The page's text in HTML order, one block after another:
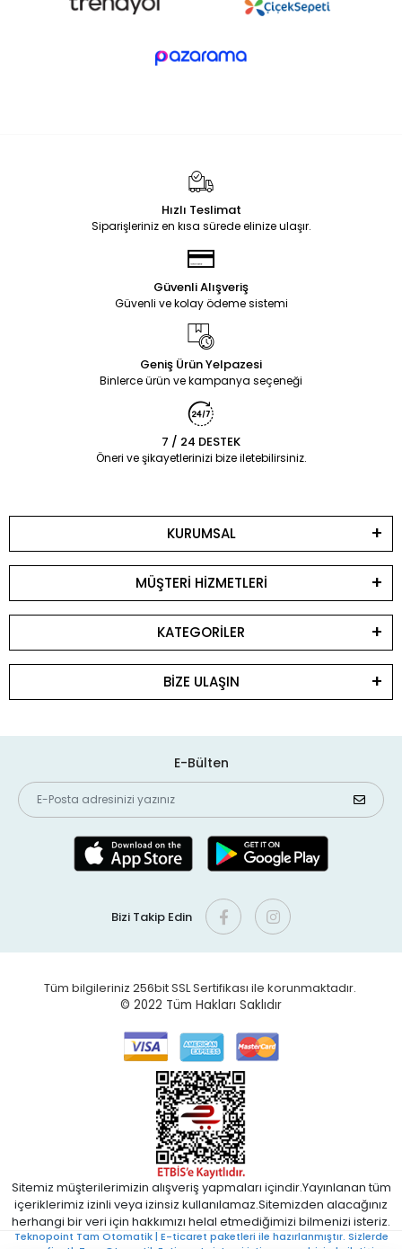
Hızlı Teslimat
Siparişleriniz en kısa sürede elinize ulaşır.
Güvenli Alışveriş
Güvenli ve kolay ödeme sistemi
Geniş Ürün Yelpazesi
Binlerce ürün ve kampanya seçeneği
7 / 24 DESTEK
Öneri ve şikayetlerinizi bize iletebilirsiniz.
KURUMSAL
MÜŞTERİ HİZMETLERİ
KATEGORİLER
BİZE ULAŞIN
E-Bülten
Bizi Takip Edin
Tüm bilgileriniz 256bit SSL Sertifikası ile korunmaktadır.
© 2022 Tüm Hakları Saklıdır
Sitemiz müşterilerimizin alışveriş yapmaları içindir.Yayınlanan tüm
içeriklerimiz izinli veya izinsiz kullanılamaz.Sitemizden alacağınız
herhangi bir veri için hakkımızı helal etmediğimizi bilmenizi isteriz.
Teknopoint Tam Otomatik | E-ticaret paketleri ile hazırlanmıştır. Sizlerde